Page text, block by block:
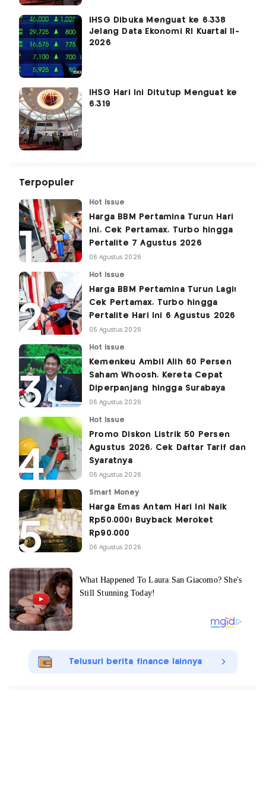
IHSG Dibuka Menguat ke 6.338
Jelang Data Ekonomi RI Kuartal II-
2026
IHSG Hari Ini Ditutup Menguat ke
6.319
Terpopuler
Hot Issue
Harga BBM Pertamina Turun Hari
Ini, Cek Pertamax, Turbo hingga
Pertalite 7 Agustus 2026
06 Agustus 2026
Hot Issue
Harga BBM Pertamina Turun Lagi!
Cek Pertamax, Turbo hingga
Pertalite Hari Ini 6 Agustus 2026
05 Agustus 2026
Hot Issue
Kemenkeu Ambil Alih 60 Persen
Saham Whoosh, Kereta Cepat
Diperpanjang hingga Surabaya
06 Agustus 2026
Hot Issue
Promo Diskon Listrik 50 Persen
Agustus 2026, Cek Daftar Tarif dan
Syaratnya
06 Agustus 2026
Smart Money
Harga Emas Antam Hari Ini Naik
Rp50.000! Buyback Meroket
Rp90.000
06 Agustus 2026
Telusuri berita finance lainnya